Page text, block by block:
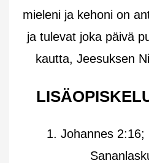
mieleni ja kehoni on
ja tulevat joka päivä
kautta, Jeesuksen
1. Johannes 2:16;